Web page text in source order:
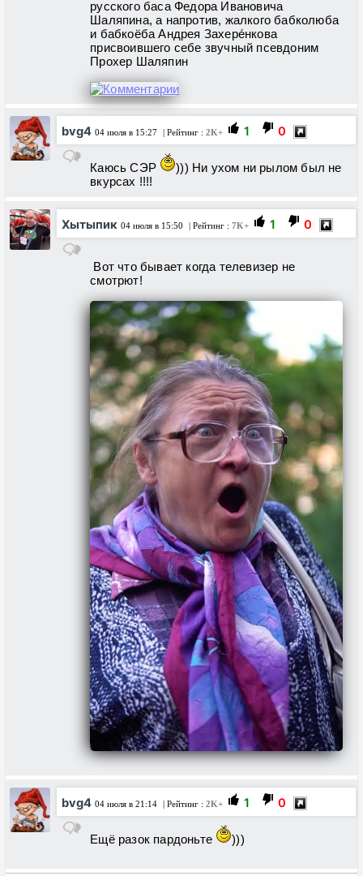
русского баса Федора Ивановича
Шаляпина, а напротив, жалкого бабколюба
и бабкоёба Андрея Захере́нкова
присвоившего себе звучный псевдоним
Прохер Шаляпин
bvg4 04 июля в 15:27 | Рейтинг : 2K+ 1 0
Каюсь СЭР
))) Ни ухом ни рылом был не
вкурсах !!!!
Хытыпик 04 июля в 15:50 | Рейтинг : 7K+ 1 0
Вот что бывает когда телевизер не
смотрют!
bvg4 04 июля в 21:14 | Рейтинг : 2K+ 1 0
Ещё разок пардоньте )))